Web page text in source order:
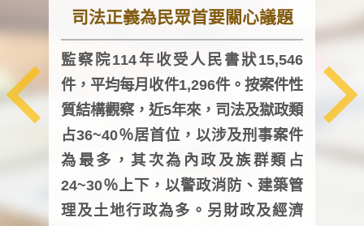
司法正義為民眾首要關心議題
監察院114年收受人民書狀15,546
件，平均每月收件1,296件。按案件性
質結構觀察，近5年來，司法及獄政類
占36~40％居首位，以涉及刑事案件
為最多，其次為內政及族群類占
24~30％上下，以警政消防、建築管
理及土地行政為多。另財政及經濟
監
均每